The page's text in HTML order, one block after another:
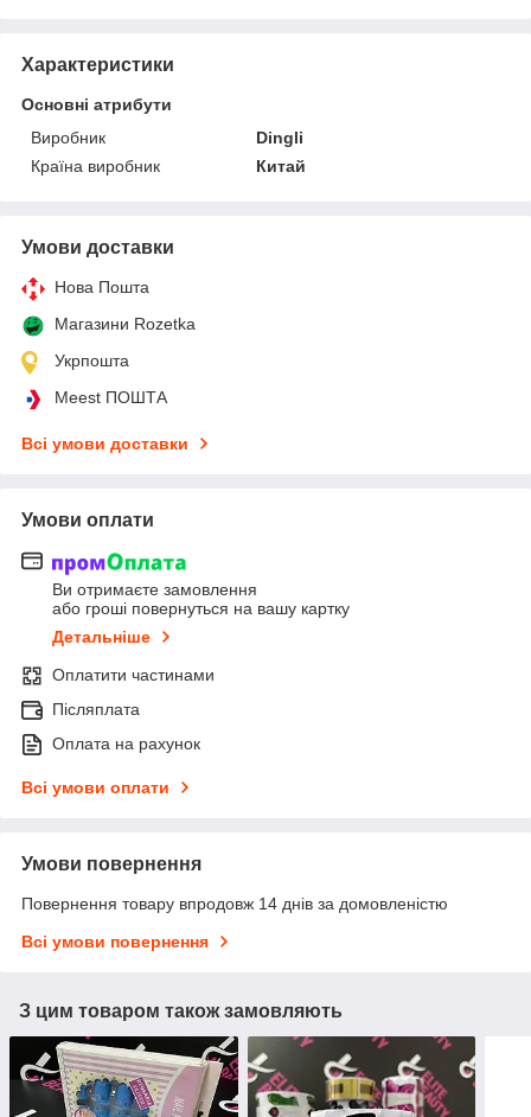
Характеристики
Основні атрибути
Виробник
Dingli
Країна виробник
Китай
Умови доставки
Нова Пошта
Магазини Rozetka
Укрпошта
Meest ПОШТА
Всі умови доставки
Умови оплати
Ви отримаєте замовлення
або гроші повернуться на вашу картку
Детальніше
Оплатити частинами
Післяплата
Оплата на рахунок
Всі умови оплати
Умови повернення
Повернення товару впродовж 14 днів за домовленістю
Всі умови повернення
З цим товаром також замовляють